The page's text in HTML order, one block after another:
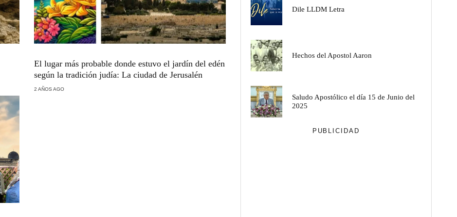
El lugar más probable donde estuvo el jardín del edén
según la tradición judía: La ciudad de Jerusalén
2 AÑOS AGO
Dile LLDM Letra
Hechos del Apostol Aaron
Saludo Apostólico el día 15 de Junio del
2025
PUBLICIDAD